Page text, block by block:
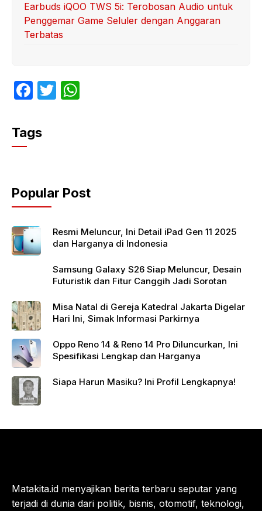
Earbuds iQOO TWS 5i: Terobosan Audio untuk
Penggemar Game Seluler dengan Anggaran
Terbatas
F
c
e
o
o
k
T
p
p
Tags
Popular Post
Resmi Meluncur, Ini Detail iPad Gen 11 2025
dan Harganya di Indonesia
Samsung Galaxy S26 Siap Meluncur, Desain
Futuristik dan Fitur Canggih Jadi Sorotan
Misa Natal di Gereja Katedral Jakarta Digelar
Hari Ini, Simak Informasi Parkirnya
Oppo Reno 14 & Reno 14 Pro Diluncurkan, Ini
Spesifikasi Lengkap dan Harganya
Siapa Harun Masiku? Ini Profil Lengkapnya!
Matakita.id menyajikan berita terbaru seputar yang
terjadi di dunia dari politik, bisnis, otomotif, teknologi,